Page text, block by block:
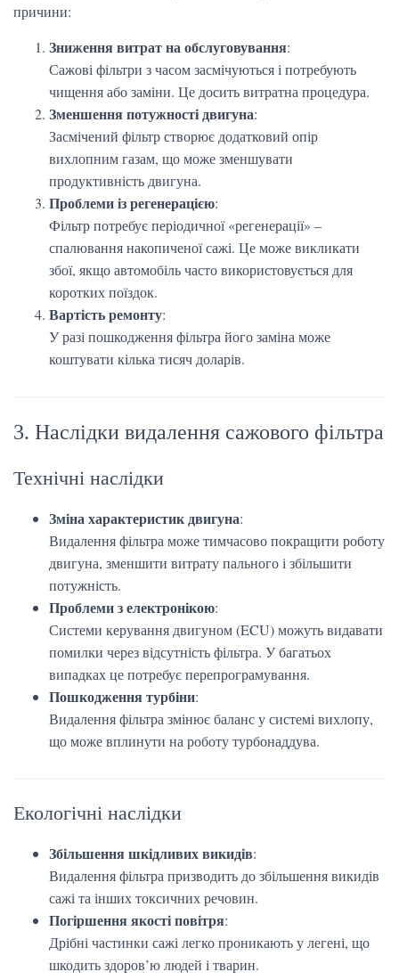
причини:
Зниження витрат на обслуговування:
Сажові фільтри з часом засмічуються і потребують
чищення або заміни. Це досить витратна процедура.
Зменшення потужності двигуна:
Засмічений фільтр створює додатковий опір
вихлопним газам, що може зменшувати
продуктивність двигуна.
Проблеми із регенерацією:
Фільтр потребує періодичної «регенерації» –
спалювання накопиченої сажі. Це може викликати
збої, якщо автомобіль часто використовується для
коротких поїздок.
Вартість ремонту:
У разі пошкодження фільтра його заміна може
коштувати кілька тисяч доларів.
3. Наслідки видалення сажового фільтра
Технічні наслідки
Зміна характеристик двигуна:
Видалення фільтра може тимчасово покращити роботу
двигуна, зменшити витрату пального і збільшити
потужність.
Проблеми з електронікою:
Системи керування двигуном (ECU) можуть видавати
помилки через відсутність фільтра. У багатьох
випадках це потребує перепрограмування.
Пошкодження турбіни:
Видалення фільтра змінює баланс у системі вихлопу,
що може вплинути на роботу турбонаддува.
Екологічні наслідки
Збільшення шкідливих викидів:
Видалення фільтра призводить до збільшення викидів
сажі та інших токсичних речовин.
Погіршення якості повітря:
Дрібні частинки сажі легко проникають у легені, що
шкодить здоров’ю людей і тварин.